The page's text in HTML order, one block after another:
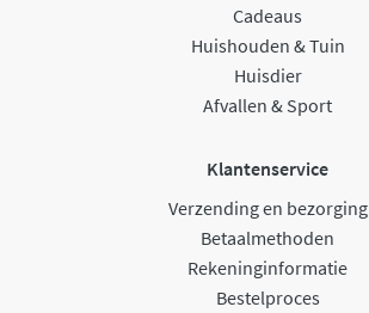
Cadeaus
Huishouden & Tuin
Huisdier
Afvallen & Sport
Klantenservice
Verzending en bezorging
Betaalmethoden
Rekeninginformatie
Bestelproces